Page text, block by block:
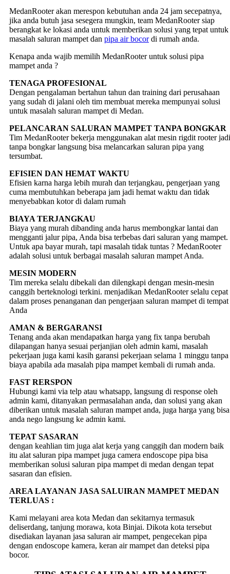
MedanRooter akan merespon kebutuhan anda 24 jam secepatnya,
jika anda butuh jasa sesegera mungkin, team MedanRooter siap
berangkat ke lokasi anda untuk memberikan solusi yang tepat untuk
masalah saluran mampet dan pipa air bocordi rumah anda.
Kenapa anda wajib memilih MedanRooter untuk solusi pipa
mampet anda ?
TENAGA PROFESIONAL
Dengan pengalaman bertahun tahun dan training dari perusahaan
yang sudah di jalani oleh tim membuat mereka mempunyai solusi
untuk masalah saluran mampet di Medan.
PELANCARAN SALURAN MAMPET TANPA BONGKAR
Tim MedanRooter bekerja menggunakan alat mesin rigdit rooter jadi
tanpa bongkar langsung bisa melancarkan saluran pipa yang
tersumbat.
EFISIEN DAN HEMAT WAKTU
Efisien karna harga lebih murah dan terjangkau, pengerjaan yang
cuma membutuhkan beberapa jam jadi hemat waktu dan tidak
menyebabkan kotor di dalam rumah
BIAYA TERJANGKAU
Biaya yang murah dibanding anda harus membongkar lantai dan
mengganti jalur pipa, Anda bisa terbebas dari saluran yang mampet.
Untuk apa bayar murah, tapi masalah tidak tuntas ? MedanRooter
adalah solusi untuk berbagai masalah saluran mampet Anda.
MESIN MODERN
Tim mereka selalu dibekali dan dilengkapi dengan mesin-mesin
canggih berteknologi terkini. menjadikan MedanRooter selalu cepat
dalam proses penanganan dan pengerjaan saluran mampet di tempat
Anda
AMAN & BERGARANSI
Tenang anda akan mendapatkan harga yang fix tanpa berubah
dilapangan hanya sesuai perjanjian oleh admin kami, masalah
pekerjaan juga kami kasih garansi pekerjaan selama 1 minggu tanpa
biaya apabila ada masalah pipa mampet kembali di rumah anda.
FAST RERSPON
Hubungi kami via telp atau whatsapp, langsung di response oleh
admin kami, ditanyakan permasalahan anda, dan solusi yang akan
diberikan untuk masalah saluran mampet anda, juga harga yang bisa
anda nego langsung ke admin kami.
TEPAT SASARAN
dengan keahlian tim juga alat kerja yang canggih dan modern baik
itu alat saluran pipa mampet juga camera endoscope pipa bisa
memberikan solusi saluran pipa mampet di medan dengan tepat
sasaran dan efisien.
AREA LAYANAN JASA SALUIRAN MAMPET MEDAN
TERLUAS :
Kami melayani area kota Medan dan sekitarnya termasuk
deliserdang, tanjung morawa, kota Binjai. Dikota kota tersebut
disediakan layanan jasa saluran air mampet, pengecekan pipa
dengan endoscope kamera, keran air mampet dan deteksi pipa
bocor.